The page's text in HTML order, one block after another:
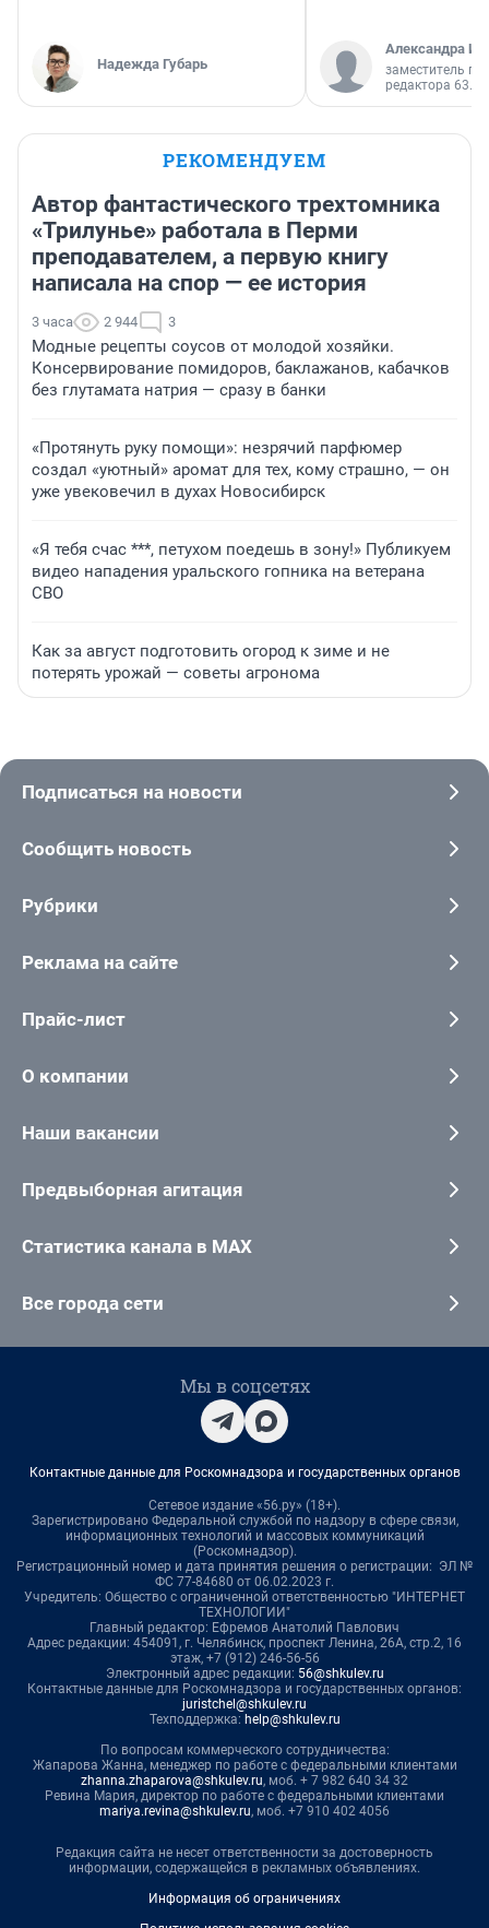
Надежда Губарь
Александра
заместитель
редактора 63.RU
РЕКОМЕНДУЕМ
Автор фантастического трехтомника
«Трилунье» работала в Перми
преподавателем, а первую книгу
написала на спор — ее история
3 часа 2 944 3
Модные рецепты соусов от молодой хозяйки.
Консервирование помидоров, баклажанов, кабачков
без глутамата натрия — сразу в банки
«Протянуть руку помощи»: незрячий парфюмер
создал «уютный» аромат для тех, кому страшно, — он
уже увековечил в духах Новосибирск
«Я тебя счас ***, петухом поедешь в зону!» Публикуем
видео нападения уральского гопника на ветерана
СВО
Как за август подготовить огород к зиме и не
потерять урожай — советы агронома
Подписаться на новости
Сообщить новость
Рубрики
Реклама на сайте
Прайс-лист
О компании
Наши вакансии
Предвыборная агитация
Статистика канала в MAX
Все города сети
Мы в соцсетях
Контактные данные для Роскомнадзора и государственных органов
Сетевое издание «56.ру» (18+).
Зарегистрировано Федеральной службой по надзору в сфере связи,
информационных технологий и массовых коммуникаций
(Роскомнадзор).
Регистрационный номер и дата принятия решения о регистрации: ЭЛ №
ФС 77-84680 от 06.02.2023 г.
Учредитель: Общество с ограниченной ответственностью "ИНТЕРНЕТ
ТЕХНОЛОГИИ"
Главный редактор: Ефремов Анатолий Павлович
Адрес редакции: 454091, г. Челябинск, проспект Ленина, 26А, стр.2, 16
этаж, +7 (912) 246-56-56
Электронный адрес редакции: 56@shkulev.ru
Контактные данные для Роскомнадзора и государственных органов:
juristchel@shkulev.ru
Техподдержка: help@shkulev.ru
По вопросам коммерческого сотрудничества:
Жапарова Жанна, менеджер по работе с федеральными клиентами
zhanna.zhaparova@shkulev.ru, моб. + 7 982 640 34 32
Ревина Мария, директор по работе с федеральными клиентами
mariya.revina@shkulev.ru, моб. +7 910 402 4056
Редакция сайта не несет ответственности за достоверность
информации, содержащейся в рекламных объявлениях.
Информация об ограничениях